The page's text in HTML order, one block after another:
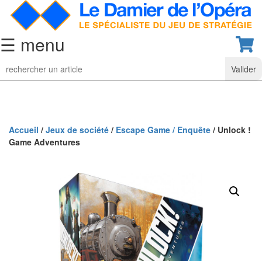
☰ menu
Jeu
d’Echecs
collection
d’échecs
classiques
Accueil / Jeux de société / Escape Game / Enquête / Unlock !
Game Adventures